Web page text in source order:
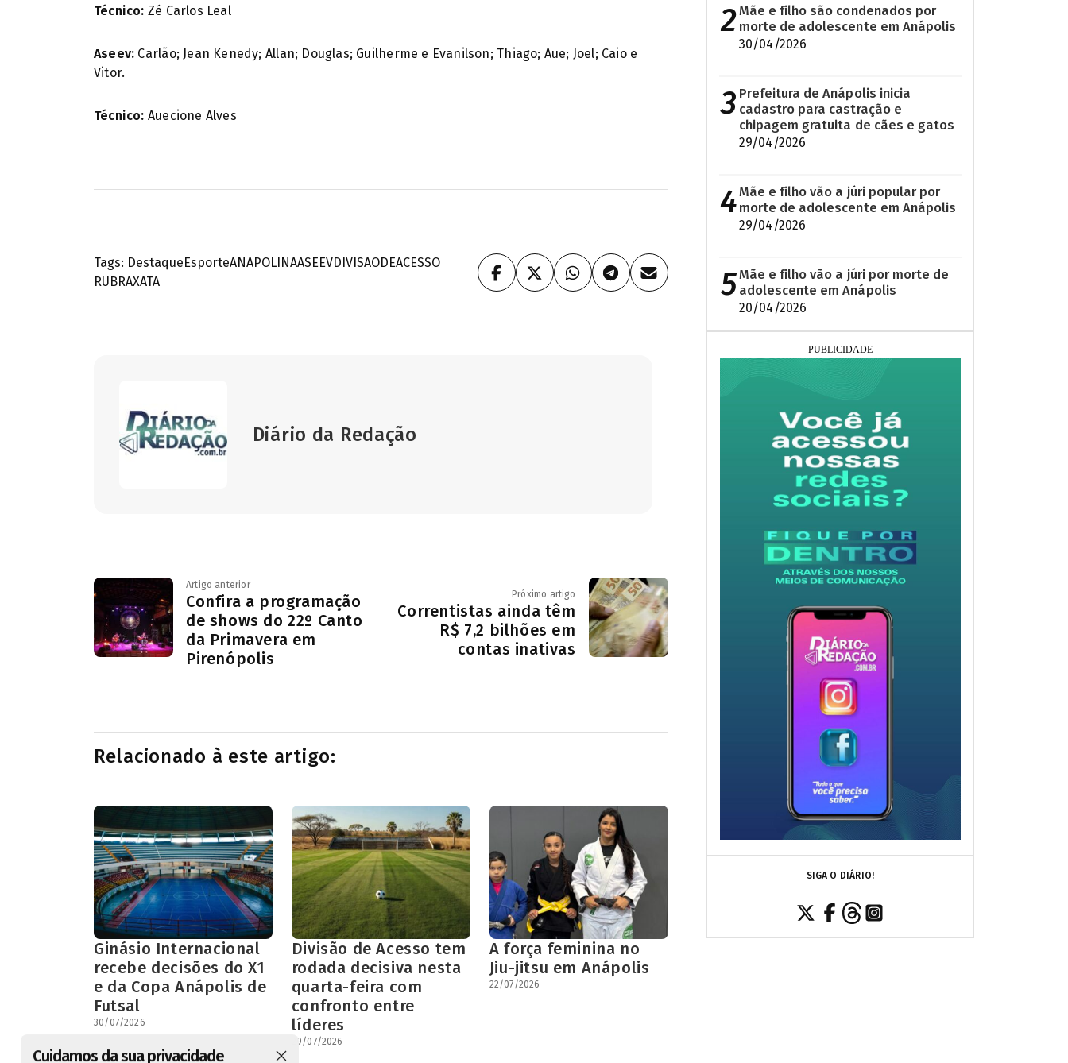
Cuidamos da sua privacidade
Técnico: Zé Carlos Leal
Aseev: Carlão; Jean Kenedy; Allan; Douglas; Guilherme e Evanilson; Thiago; Aue; Joel; Caio e
Vitor.
Técnico: Auecione Alves
Tags: DestaqueEsporteANAPOLINAASEEVDIVISAODEACESSO
RUBRAXATA
Diário da Redação
Artigo anterior
Confira a programação
de shows do 22º Canto
da Primavera em
Pirenópolis
Próximo artigo
Correntistas ainda têm
R$ 7,2 bilhões em
contas inativas
Relacionado à este artigo:
Ginásio Internacional
recebe decisões do X1
e da Copa Anápolis de
Futsal
30/07/2026
Divisão de Acesso tem
rodada decisiva nesta
quarta-feira com
confronto entre
líderes
29/07/2026
A força feminina no
Jiu-jitsu em Anápolis
22/07/2026
2Mãe e filho são condenados por
morte de adolescente em Anápolis
30/04/2026
3 Prefeitura de Anápolis inicia
cadastro para castração e
chipagem gratuita de cães e gatos
29/04/2026
4Mãe e filho vão a júri popular por
morte de adolescente em Anápolis
29/04/2026
5Mãe e filho vão a júri por morte de
adolescente em Anápolis
20/04/2026
SIGA O DIÁRIO!